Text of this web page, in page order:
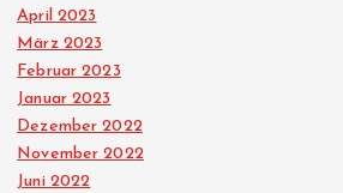
April 2023
März 2023
Februar 2023
Januar 2023
Dezember 2022
November 2022
Juni 2022